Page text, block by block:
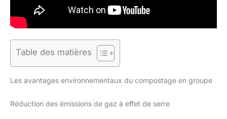
Table des matières
Les avantages environnementaux du compostage en groupe
Réduction des émissions de gaz à effet de serre